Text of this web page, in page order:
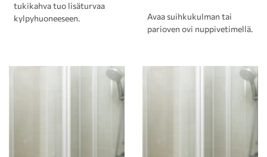
tukikahva tuo lisäturvaa
kylpyhuoneeseen.
Avaa suihkukulman tai
parioven ovi nuppivetimellä.